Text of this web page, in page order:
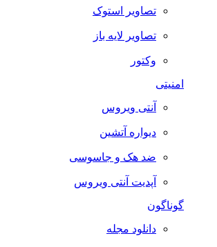
تصاویر استوک
تصاویر لایه باز
وکتور
امنیتی
آنتی ویروس
دیواره آتشین
ضد هک و جاسوسی
آپدیت آنتی ویروس
گوناگون
دانلود مجله